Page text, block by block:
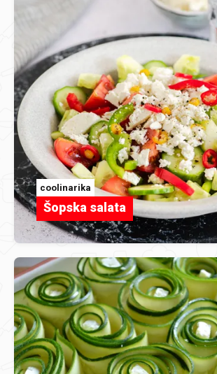
coolinarika
Šopska salata